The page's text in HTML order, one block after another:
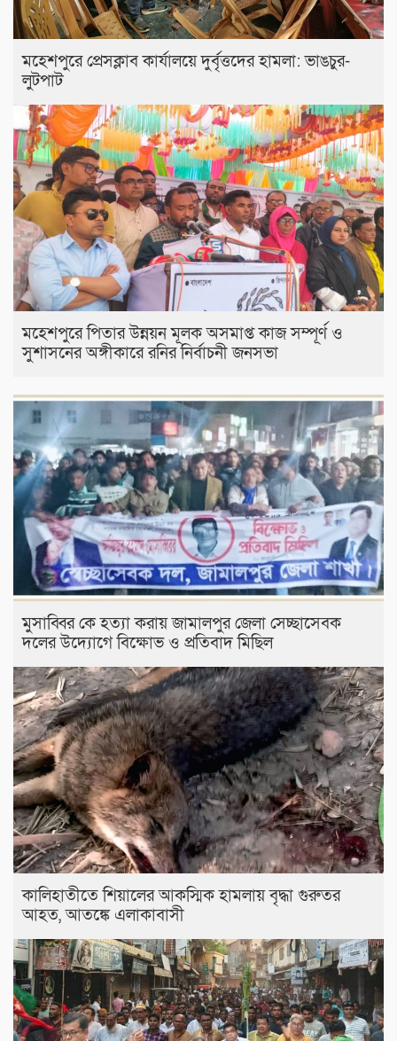
মহেশপুরে প্রেসক্লাব কার্যালয়ে দুর্বৃত্তদের হামলা: ভাঙচুর-
লুটপাট
মহেশপুরে পিতার উন্নয়ন মূলক অসমাপ্ত কাজ সম্পূর্ণ ও
সুশাসনের অঙ্গীকারে রনির নির্বাচনী জনসভা
মুসাব্বির কে হত্যা করায় জামালপুর জেলা সেচ্ছাসেবক
দলের উদ্যোগে বিক্ষোভ ও প্রতিবাদ মিছিল
কালিহাতীতে শিয়ালের আকস্মিক হামলায় বৃদ্ধা গুরুতর
আহত, আতঙ্কে এলাকাবাসী